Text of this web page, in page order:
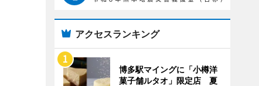
アクセスランキング
博多駅マイングに「小樽洋
菓子舗ルタオ」限定店 夏